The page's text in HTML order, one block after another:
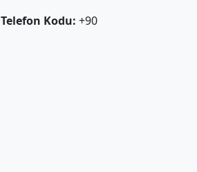
Telefon Kodu: +90